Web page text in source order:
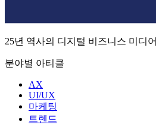
25년 역사의 디지털 비즈니스 미디어
분야별 아티클
AX
UI/UX
마케팅
트렌드